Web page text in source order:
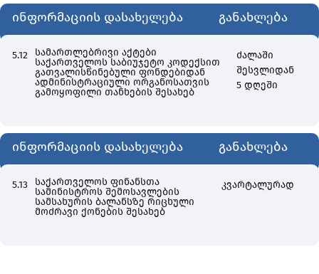
ინფორმაციის დასახელება განახლება
5.12
სამართლებრივი აქტები
საქართველოს საბიუჯეტო კოდექსით
გათვალისწინებული ფონდებიდან
ადმინისტრაციული ორგანოსათვის
გამოყოფილი თანხების შესახებ
ძალაში
შესვლიდან
5 დღეში
ინფორმაციის დასახელება განახლება
5.13
საქართველოს ფინანსთა
სამინისტროს შემოსავლების
სამსახურის ბალანსზე რიცხული
მოძრავი ქონების შესახებ
კვარტალურად